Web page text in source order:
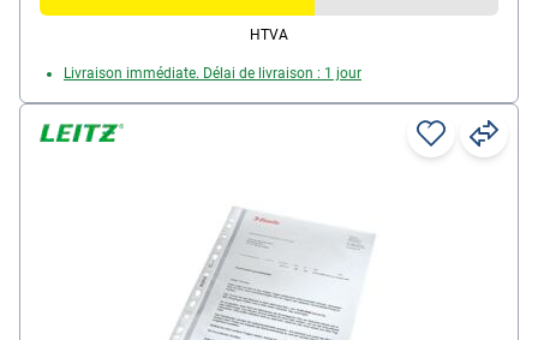
HTVA
Livraison immédiate. Délai de livraison : 1 jour